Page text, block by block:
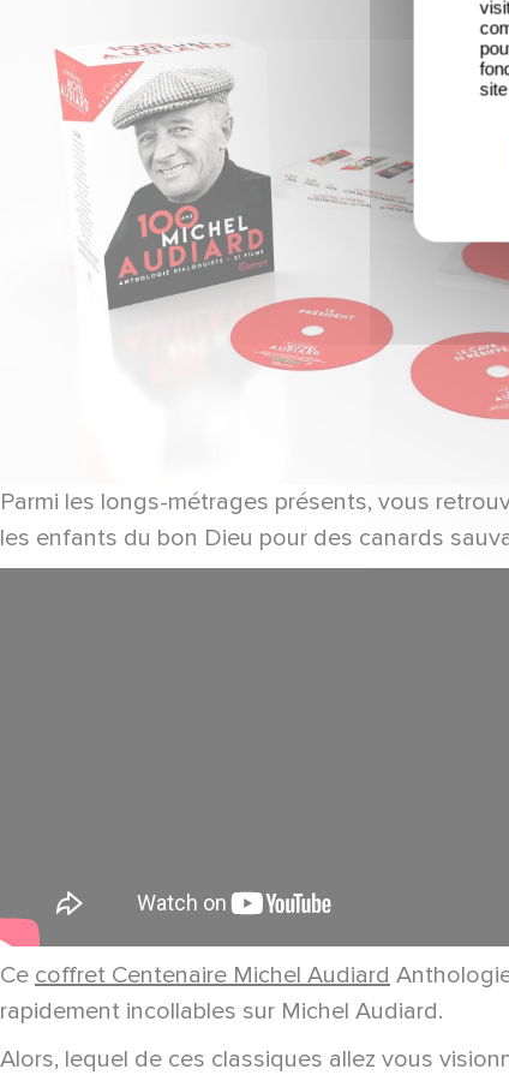
Parmi les longs-métrages présents, vous
les enfants du bon Dieu pour des canards
Ce coffret Centenaire Michel Audiard
rapidement incollables sur Michel Audiard.
Alors, lequel de ces classiques allez vous